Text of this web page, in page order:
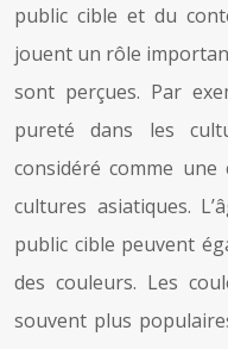
public cible et du
jouent un rôle
sont perçues. Par
pureté dans les
considéré comme
cultures asiatiques.
public cible peuvent
des couleurs. Les
souvent plus